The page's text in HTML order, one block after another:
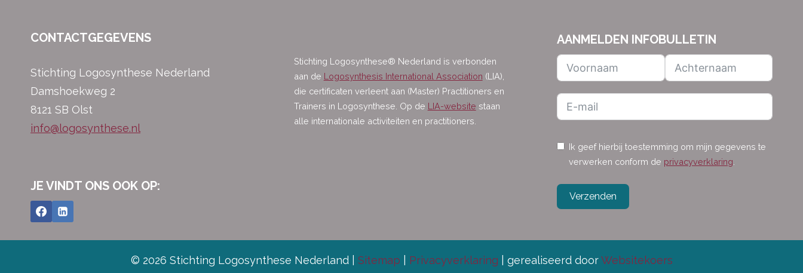
CONTACTGEGEVENS
Stichting Logosynthese Nederland
Damshoekweg 2
8121 SB Olst
info@logosynthese.nl
JE VINDT ONS OOK OP:
Stichting Logosynthese® Nederland is verbonden
aan de Logosynthesis International Association (LIA),
die certificaten verleent aan (Master) Practitioners en
Trainers in Logosynthese. Op de LIA-website staan
alle internationale activiteiten en practitioners.
AANMELDEN INFOBULLETIN
Ik geef hierbij toestemming om mijn gegevens te
verwerken conform de privacyverklaring
Verzenden
© 2026 Stichting Logosynthese Nederland | Sitemap Privacyverklaring | gerealiseerd doorWebsitekoers